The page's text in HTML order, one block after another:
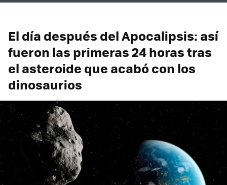
El día después del Apocalipsis: así
fueron las primeras 24 horas tras
el asteroide que acabó con los
dinosaurios